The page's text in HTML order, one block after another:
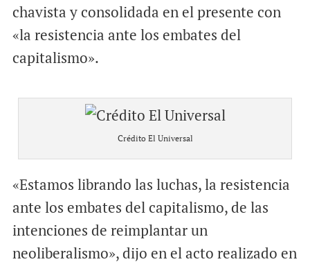
chavista y consolidada en el presente con
«la resistencia ante los embates del
capitalismo».
Crédito El Universal
«Estamos librando las luchas, la resistencia
ante los embates del capitalismo, de las
intenciones de reimplantar un
neoliberalismo», dijo en el acto realizado en